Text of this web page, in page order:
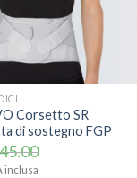
Corsetto SR
di sostegno FGP
inclusa